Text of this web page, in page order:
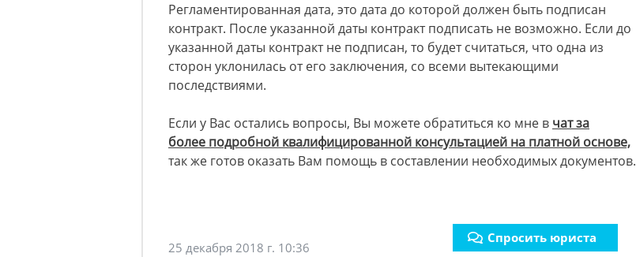
Регламентированная дата, это дата до которой должен быть подписан
контракт. После указанной даты контракт подписать не возможно. Если до
указанной даты контракт не подписан, то будет считаться, что одна из
сторон уклонилась от его заключения, со всеми вытекающими
последствиями.
Если у Вас остались вопросы, Вы можете обратиться ко мне в чат за
более подробной квалифицированной консультацией на платной основе,
так же готов оказать Вам помощь в составлении необходимых документов.
25 декабря 2018 г. 10:36
Спросить юриста